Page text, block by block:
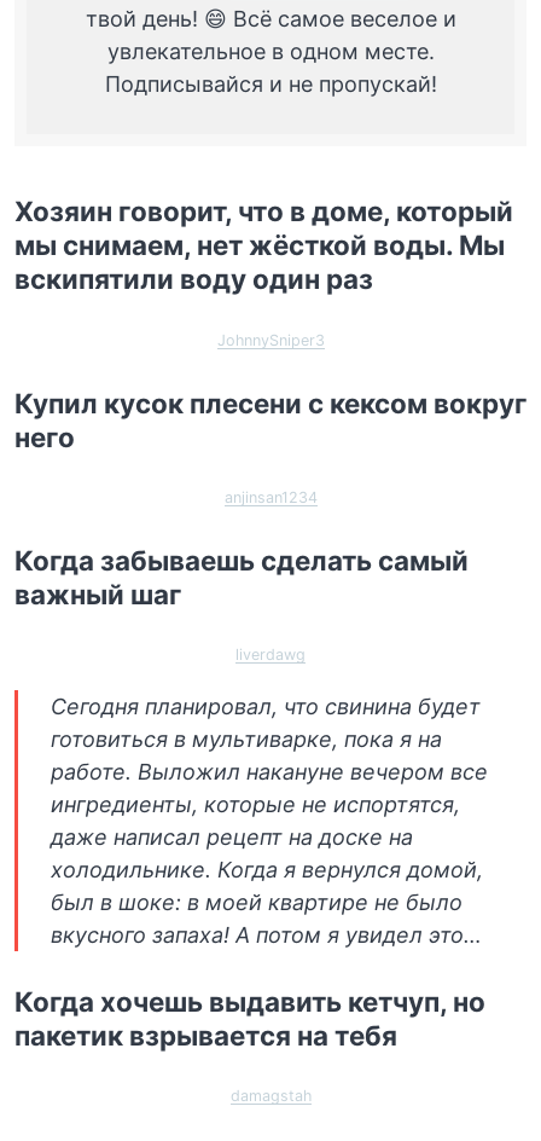
твой день! 😄 Всё самое веселое и
увлекательное в одном месте.
Подписывайся и не пропускай!
Хозяин говорит, что в доме, который
мы снимаем, нет жёсткой воды. Мы
вскипятили воду один раз
JohnnySniper3
Купил кусок плесени с кексом вокруг
него
anjinsan1234
Когда забываешь сделать самый
важный шаг
liverdawg
Сегодня планировал, что свинина будет
готовиться в мультиварке, пока я на
работе. Выложил накануне вечером все
ингредиенты, которые не испортятся,
даже написал рецепт на доске на
холодильнике. Когда я вернулся домой,
был в шоке: в моей квартире не было
вкусного запаха! А потом я увидел это…
Когда хочешь выдавить кетчуп, но
пакетик взрывается на тебя
damagstah